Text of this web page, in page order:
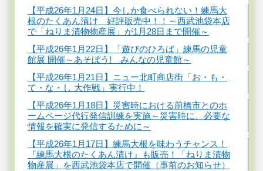
【平成26年1月24日】今しか食べられない！練馬大
根のたくあん漬け 好評販売中！！～西武池袋本店
で「ねりま漬物物産展」が1月28日まで開催～
【平成26年1月22日】「遊びのひろば」練馬の児童
館展 開催～あそぼう! みんなの児童館～
【平成26年1月21日】ニュー北町商店街「お・も・
て・な・し 大作戦」実行中！
【平成26年1月18日】災害時における前橋市とのホ
ームページ代行発信訓練を実施～災害時に、必要な
情報を確実に発信するために～
【平成26年1月17日】練馬大根を味わうチャンス！
『練馬大根のたくあん漬け』も販売！「ねりま漬物
物産展」を西武池袋本店で開催（事前のお知らせ）